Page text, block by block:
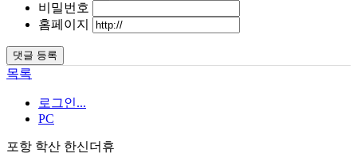
비밀번호
홈페이지
목록
로그인...
PC
포항 학산 한신더휴